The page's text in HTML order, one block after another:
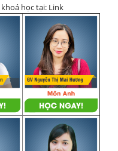
học tại: Link